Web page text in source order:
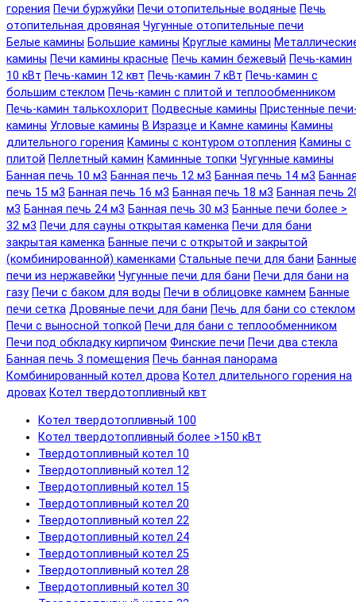
горения Печи буржуйки Печи отопительные водяные Печь
отопительная дровяная Чугунные отопительные печи
Белые камины Большие камины Круглые камины
камины Печи камины красные Печь камин бежевый Печь-камин
10 кВт Печь-камин 12 квт Печь-камин 7 кВт Печь-камин с
большим стеклом Печь-камин с плитой и теплообменником
Печь-камин талькохлорит Подвесные камины Пристенные
камины Угловые камины В Изразце и Камне камины Камины
длительного горения Камины с контуром отопления Камины с
плитой Пеллетный камин Каминные топки Чугунные камины
Банная печь 10 м3 Банная печь 12 м3 Банная печь 14 м3
печь 15 м3 Банная печь 16 м3 Банная печь 18 м3 Банная печь
м3 Банная печь 24 м3 Банная печь 30 м3 Банные печи более >
32 м3 Печи для сауны открытая каменка Печи для бани
закрытая каменка Банные печи с открытой и закрытой
(комбинированной) каменками Стальные печи для бани
печи из нержавейки Чугунные печи для бани Печи для бани на
газу Печи с баком для воды Печи в облицовке камнем Банные
печи сетка Дровяные печи для бани Печь для бани со стеклом
Печи с выносной топкой Печи для бани с теплообменником
Печи под обкладку кирпичом Финские печи Печи два стекла
Банная печь 3 помещения Печь банная панорама
Комбинированный котел дрова Котел длительного горения на
дровах Котел твердотопливный квт
Котел твердотопливный 100
Котел твердотопливный более >150 кВт
Твердотопливный котел 10
Твердотопливный котел 12
Твердотопливный котел 15
Твердотопливный котел 20
Твердотопливный котел 22
Твердотопливный котел 24
Твердотопливный котел 25
Твердотопливный котел 28
Твердотопливный котел 30